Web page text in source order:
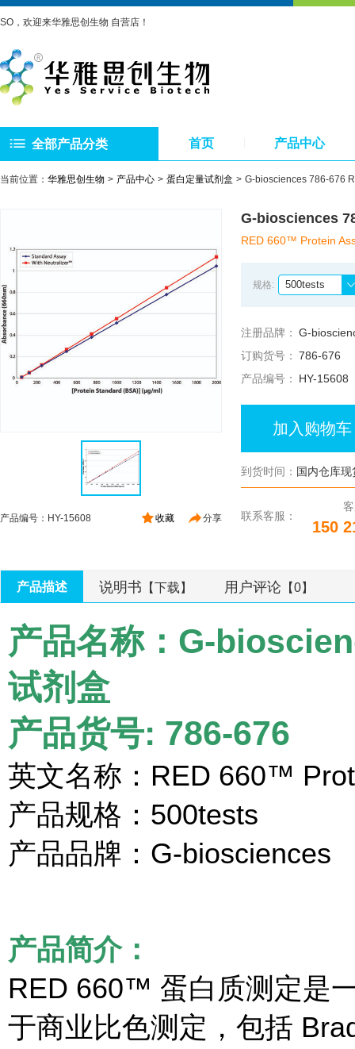
SO，欢迎来华雅思创生物 自营店！
全部产品分类 首页 产品中心
当前位置： 华雅思创生物 产品中心 蛋白定量试剂盒 G-biosciences 786-676
分享
收藏
产品编号：HY-15608
G-biosciences
RED 660™ Protein
规格: 500tests
注册品牌： G-
订购货号： 786-676
产品编号：
HY-15608
加入购物车
到货时间： 国内仓库
联系客服：
150
产品描述 说明书 【下载】 用户评论 【0】
产品名称：G-
试剂盒
产品货号: 786-676
英文名称：RED 660™
产品规格：500tests
产品品牌：G-biosciences
产品简介：
RED 660™ 蛋白质测定是
于商业比色测定，包括